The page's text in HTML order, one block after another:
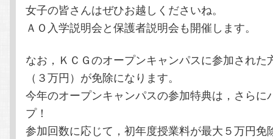
女子の皆さんはぜひお越しくださいね。
ＡＯ入学説明会と保護者説明会も開催します。
なお，ＫＣＧのオープンキャンパスに参加された
（３万円）が免除になります。
今年のオープンキャンパスの参加特典は，さらに
プ！
参加回数に応じて，初年度授業料が最大５万円免